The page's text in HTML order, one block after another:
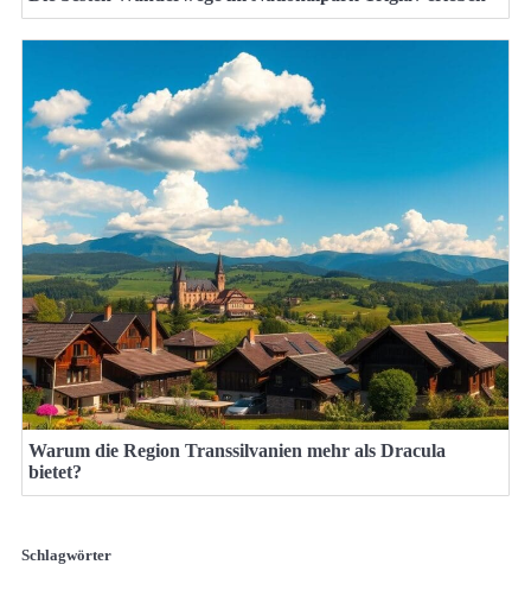
Warum die Region Transsilvanien mehr als Dracula
bietet?
Schlagwörter